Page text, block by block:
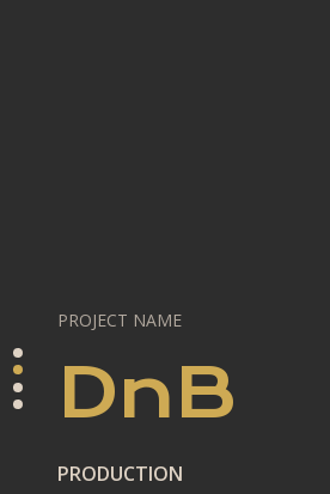
PROJECT NAME
DnB
PRODUCTION